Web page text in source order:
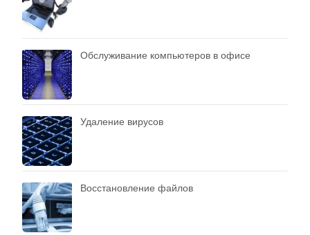
Обслуживание компьютеров в офисе
Удаление вирусов
Восстановление файлов